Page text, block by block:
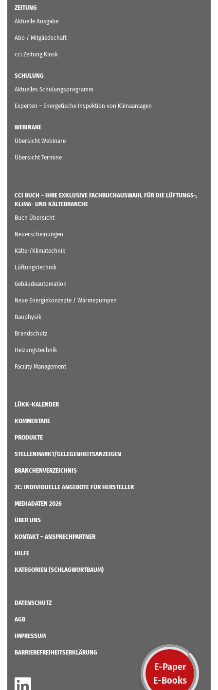
ZEITUNG
Aktuelle Ausgabe
Abo / Mitgliedschaft
cci Zeitung Kiosk
SCHULUNG
Aktuelles Schulungsprogramm
Experten – Energetische Inspektion von Klimaanlagen
WEBINARE
Übersicht Webinare
Übersicht Termine
CCI BUCH – IHRE EXKLUSIVE FACHBUCHAUSWAHL FÜR DIE LÜFTUNGS-,
KLIMA- UND KÄLTEBRANCHE
Buch Übersicht
Neuerscheinungen
Kälte-/Klimatechnik
Lüftungstechnik
Gebäudeautomation
Neue Energiekonzepte / Wärmepumpen
Bauphysik
Brandschutz
Heizungstechnik
Facility Management
LÜKK-KALENDER
KOMMENTARE
PRODUKTE
STELLENMARKT/GELEGENHEITSANZEIGEN
BRANCHENVERZEICHNIS
2C: INDIVIDUELLE ANGEBOTE FÜR HERSTELLER
MEDIADATEN 2026
ÜBER UNS
KONTAKT – ANSPRECHPARTNER
HILFE
KATEGORIEN (SCHLAGWORTBAUM)
DATENSCHUTZ
AGB
IMPRESSUM
BARRIEREFREIHEITSERKLÄRUNG
E-Paper
E-Books